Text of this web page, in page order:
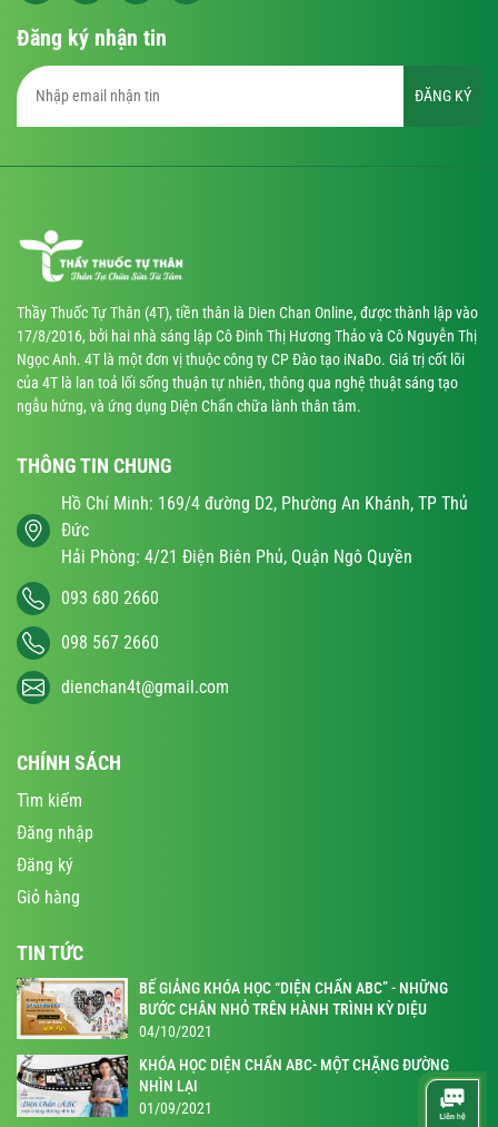
Đăng ký nhận tin
ĐĂNG KÝ
Thầy Thuốc Tự Thân (4T), tiền thân là Dien Chan Online, được thành lập vào
17/8/2016, bởi hai nhà sáng lập Cô Đinh Thị Hương Thảo và Cô Nguyễn Thị
Ngọc Anh. 4T là một đơn vị thuộc công ty CP Đào tạo iNaDo. Giá trị cốt lõi
của 4T là lan toả lối sống thuận tự nhiên, thông qua nghệ thuật sáng tạo
ngẫu hứng, và ứng dụng Diện Chẩn chữa lành thân tâm.
THÔNG TIN CHUNG
Hồ Chí Minh: 169/4 đường D2, Phường An Khánh, TP Thủ
Đức
Hải Phòng: 4/21 Điện Biên Phủ, Quận Ngô Quyền
093 680 2660
098 567 2660
dienchan4t@gmail.com
CHÍNH SÁCH
Tìm kiếm
Đăng nhập
Đăng ký
Giỏ hàng
TIN TỨC
BẾ GIẢNG KHÓA HỌC “DIỆN CHẨN ABC” - NHỮNG
BƯỚC CHÂN NHỎ TRÊN HÀNH TRÌNH KỲ DIỆU
04/10/2021
KHÓA HỌC DIỆN CHẨN ABC- MỘT CHẶNG ĐƯỜNG
NHÌN LẠI
01/09/2021